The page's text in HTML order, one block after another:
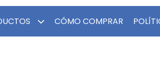
CÓMO COMPRAR